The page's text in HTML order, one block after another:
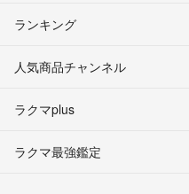
ランキング
人気商品チャンネル
ラクマplus
ラクマ最強鑑定